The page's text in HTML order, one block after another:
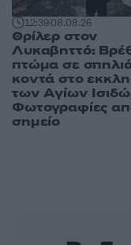
12:3908.08.26
Θρίλερ στον
Λυκαβηττό:
πτώμα σε
κοντά στο
των Αγίων
Φωτογραφίες
σημείο